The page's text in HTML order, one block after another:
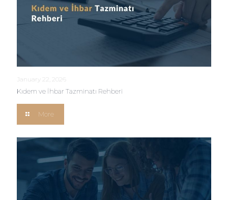
January 22, 2026
Kıdem ve İhbar Tazminatı Rehberi
More